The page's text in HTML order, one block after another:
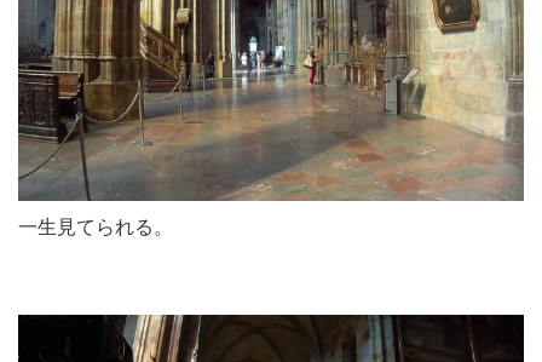
一生見てられる。